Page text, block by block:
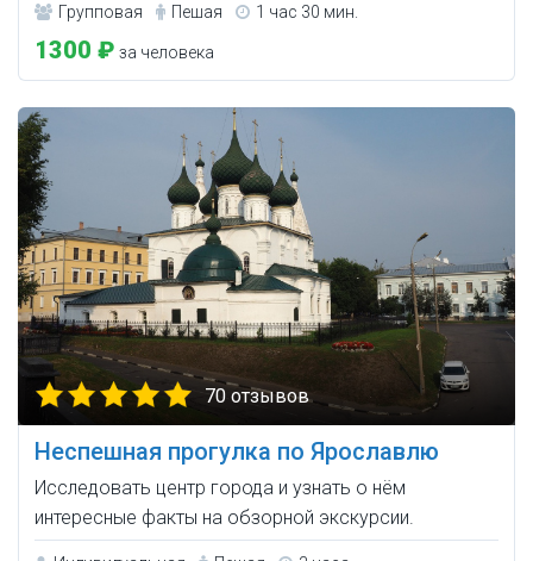
Групповая Пешая 1 час 30 мин.
1300 ₽ за человека
70 отзывов
Неспешная прогулка по Ярославлю
Исследовать центр города и узнать о нём
интересные факты на обзорной экскурсии.